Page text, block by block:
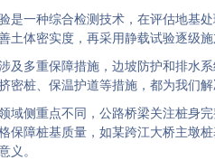
是一种综合检测技术，在评估地基
土体密实度，再采用静载试验逐级
及多重保障措施，边坡防护和排水
密桩、保温护道等措施，都为我们
域侧重点不同，公路桥梁关注桩身
保障桩基质量，如某跨江大桥主墩
义。